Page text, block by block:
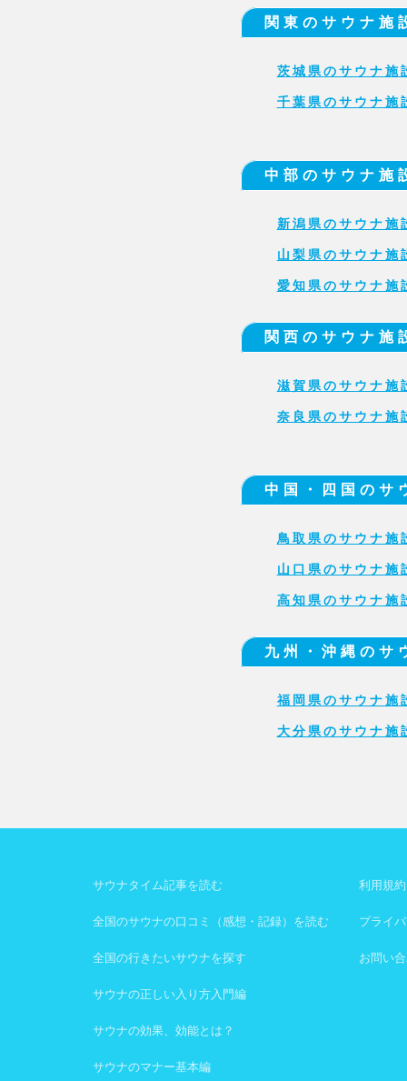
関東のサウナ施
茨城県のサウナ施
千葉県のサウナ施
中部のサウナ施
新潟県のサウナ施
山梨県のサウナ施
愛知県のサウナ施
関西のサウナ施
滋賀県のサウナ施
奈良県のサウナ施
中国・四国のサ
鳥取県のサウナ施
山口県のサウナ施
高知県のサウナ施
九州・沖縄のサ
福岡県のサウナ施
大分県のサウナ施
サウナタイム記事を読む
全国のサウナの口コミ（感想・記録）を読む
全国の行きたいサウナを探す
サウナの正しい入り方入門編
サウナの効果、効能とは？
サウナのマナー基本編
利用規約
プライ
お問い